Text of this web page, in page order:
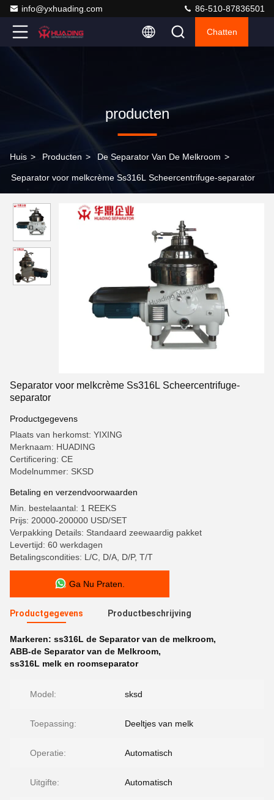
info@yxhuading.com 86-510-87836501
Chatten
producten
Huis > Producten > De Separator Van De Melkroom >
Separator voor melkcrème Ss316L Scheercentrifuge-separator
Separator voor melkcrème Ss316L Scheercentrifuge-
separator
Productgegevens
Plaats van herkomst: YIXING
Merknaam: HUADING
Certificering: CE
Modelnummer: SKSD
Betaling en verzendvoorwaarden
Min. bestelaantal: 1 REEKS
Prijs: 20000-200000 USD/SET
Verpakking Details: Standaard zeewaardig pakket
Levertijd: 60 werkdagen
Betalingscondities: L/C, D/A, D/P, T/T
Ga Nu Praten.
Productgegevens Productbeschrijving
Markeren: ss316L de Separator van de melkroom,
ABB-de Separator van de Melkroom,
ss316L melk en roomseparator
Model: sksd
Toepassing: Deeltjes van melk
Operatie: Automatisch
Uitgifte: Automatisch